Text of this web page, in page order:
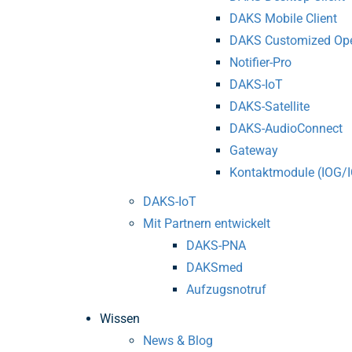
DAKS Mobile Client
DAKS Customized
Notifier-Pro
DAKS-IoT
DAKS-Satellite
DAKS-AudioConnect
Gateway
Kontaktmodule (IOG/
DAKS-IoT
Mit Partnern entwickelt
DAKS-PNA
DAKSmed
Aufzugsnotruf
Wissen
News & Blog